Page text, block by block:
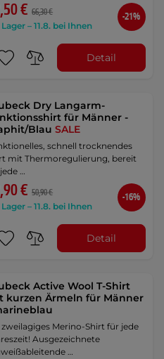
€ 66,30 €
– 11.8. bei Ihnen
-21%
Detail
Dry Langarm-
für Männer -
BlauSALE
schnell trocknendes
mit Thermoregulierung, bereit
…
€ 50,90 €
– 11.8. bei Ihnen
-16%
Detail
Active Wool T-Shirt
kurzen Ärmeln für Männer
zweilagiges Merino-Shirt für jede
Ausgezeichnete
…